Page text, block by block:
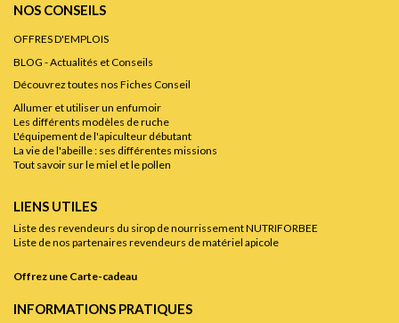
NOS CONSEILS
OFFRES D'EMPLOIS
BLOG - Actualités et Conseils
Découvrez toutes nos Fiches Conseil
Allumer et utiliser un enfumoir
Les différents modèles de ruche
L'équipement de l'apiculteur débutant
La vie de l'abeille : ses différentes missions
Tout savoir sur le miel et le pollen
LIENS UTILES
Liste des revendeurs du sirop de nourrissement NUTRIFORBEE
Liste de nos partenaires revendeurs de matériel apicole
Offrez une Carte-cadeau
INFORMATIONS PRATIQUES